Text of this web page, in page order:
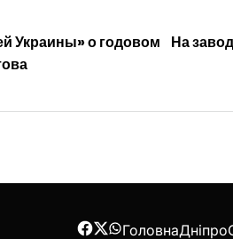
Украины» о годовом
На
ГоловнаДніпро